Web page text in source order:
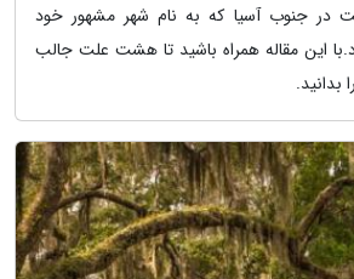
در جنوب آسیا که به نام شهر مشهور خود
این مقاله همراه باشید تا هشت علت جالب
بدانید.